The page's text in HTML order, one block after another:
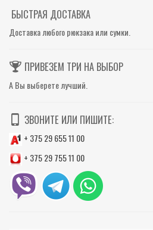
БЫСТРАЯ ДОСТАВКА
Доставка любого рюкзака или сумки.
ПРИВЕЗЕМ ТРИ НА ВЫБОР
А Вы выберете лучший.
ЗВОНИТЕ ИЛИ ПИШИТЕ:
+ 375 29 655 11 00
+ 375 29 755 11 00